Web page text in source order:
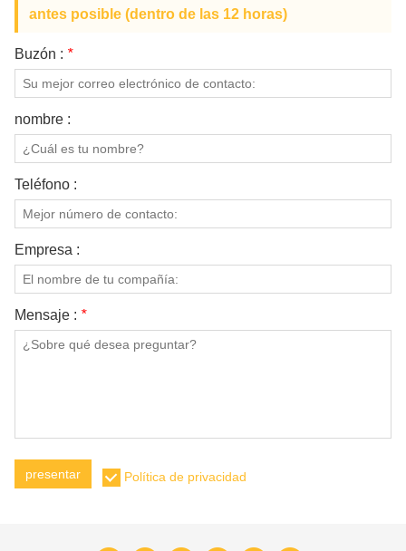
antes posible (dentro de las 12 horas)
Buzón : *
nombre :
Teléfono :
Empresa :
Mensaje : *
presentar Política de privacidad